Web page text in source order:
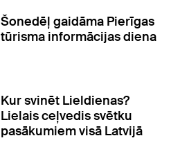
Šonedēļ gaidāma Pierīgas
tūrisma informācijas diena
Kur svinēt Lieldienas?
Lielais ceļvedis svētku
pasākumiem visā Latvijā